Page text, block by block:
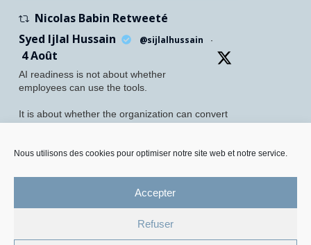
Nous utilisons des cookies pour optimiser notre site web et notre service.
Accepter
Refuser
Nicolas Babin Retweeté
Syed Ijlal Hussain
@sijlalhussain ·
4 Août
AI readiness is not about whether
employees can use the tools.
It is about whether the organization can convert
McKinsey found that 70% of employees feel
only 27% of leaders believe their
Mentions légales et Protection des données personnelles